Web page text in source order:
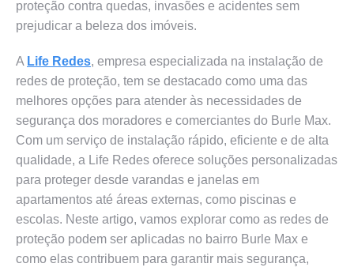
proteção contra quedas, invasões e acidentes sem
prejudicar a beleza dos imóveis.
A Life Redes, empresa especializada na instalação de
redes de proteção, tem se destacado como uma das
melhores opções para atender às necessidades de
segurança dos moradores e comerciantes do Burle Max.
Com um serviço de instalação rápido, eficiente e de alta
qualidade, a Life Redes oferece soluções personalizadas
para proteger desde varandas e janelas em
apartamentos até áreas externas, como piscinas e
escolas. Neste artigo, vamos explorar como as redes de
proteção podem ser aplicadas no bairro Burle Max e
como elas contribuem para garantir mais segurança,